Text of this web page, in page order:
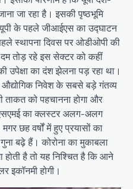
जा रहा है। इसकी पृष्ठभूमि
के पहले जीआईएस का उद्घाटन
स्थापना दिवस पर ओडीओपी की
दम तोड़ रहे इस सेक्टर को कहीं
उपेक्षा का दंश झेलना पड़ रहा था।
औद्योगिक निवेश के सबसे बड़े गंतव्य
ताकत को पहचानना होगा और
का क्लस्टर अलग-अलग
छह वर्षों में हुए प्रयासों का
बढ़े हैं। कोरोना का मुकाबला
होती है तो यह निश्चित है कि आने
इकॉनमी होगी।